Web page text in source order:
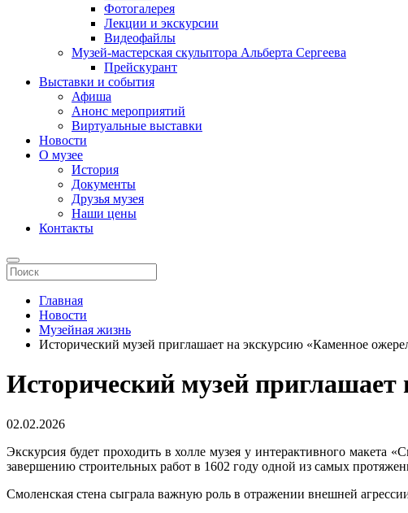
Фотогалерея
Лекции и экскурсии
Видеофайлы
Музей-мастерская скульптора Альберта Сергеева
Прейскурант
Выставки и события
Афиша
Анонс мероприятий
Виртуальные выставки
Новости
О музее
История
Документы
Друзья музея
Наши цены
Контакты
Главная
Новости
Музейная жизнь
Исторический музей приглашает на экскурсию «Каменное
Исторический музей приглашает
02.02.2026
Экскурсия будет проходить в холле музея у интерактивного макета
завершению строительных работ в 1602 году одной из самых
Смоленская стена сыграла важную роль в отражении внешней